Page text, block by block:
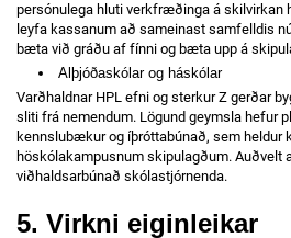
persónulega hluti verkfræðinga á skilvirkan
leyfa kassanum að sameinast samfelldis
bæta við gráðu af fínni og bæta upp á
Alþjóðaskólar og háskólar
Varðhaldnar HPL efni og sterkur Z gerðar
sliti frá nemendum. Lögund geymsla hefur
kennslubækur og íþróttabúnað, sem heldur
höskólakampusnum skipulagðum. Auðvelt
viðhaldsarbúnað skólastjórnenda.
5. Virkni eiginleikar